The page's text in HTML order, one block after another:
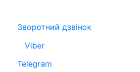
Зворотний дзвінок
Viber
Telegram